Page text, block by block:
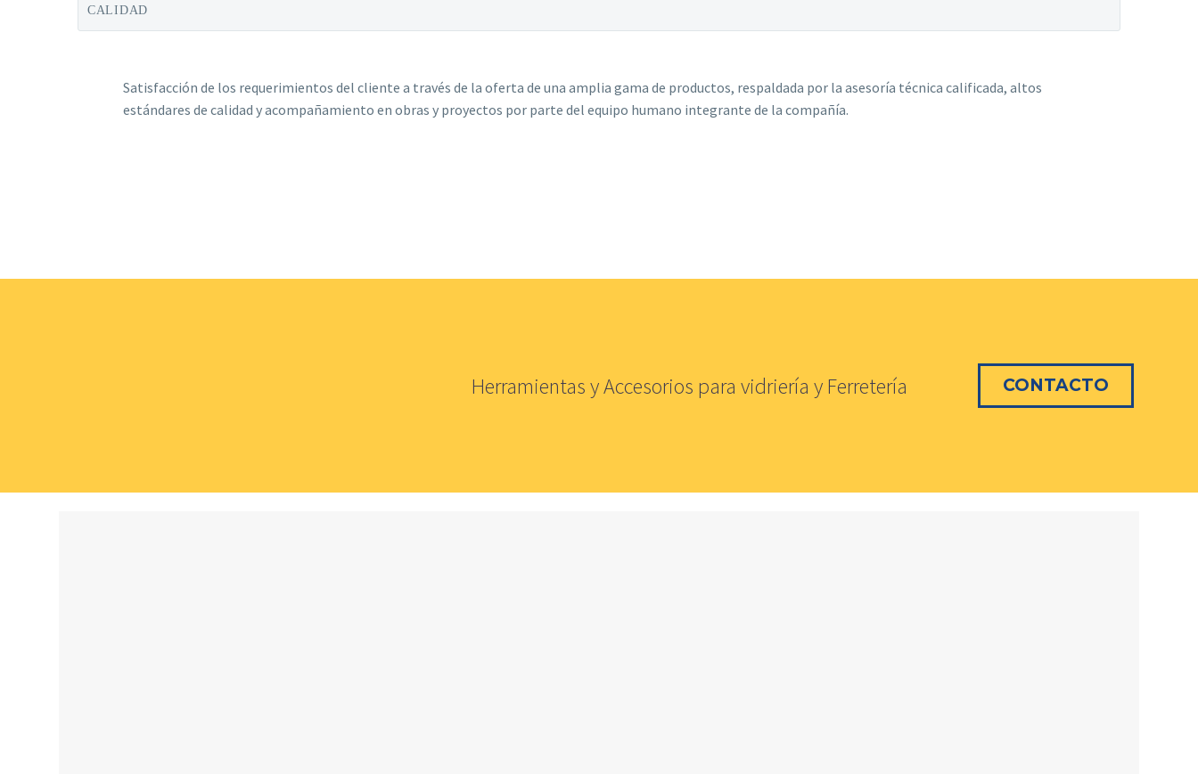
CALIDAD
Satisfacción de los requerimientos del cliente a través de la oferta de una amplia gama de productos, respaldada por la asesoría técnica calificada, altos
estándares de calidad y acompañamiento en obras y proyectos por parte del equipo humano integrante de la compañía.
Herramientas y Accesorios para vidriería y Ferretería CONTACTO